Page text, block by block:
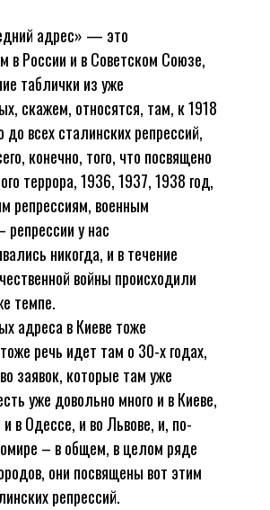
адрес» — это
в России и в Советском Союзе,
таблички из уже
скажем, относятся, там, к 1918
до всех сталинских репрессий,
конечно, того, что посвящено
террора, 1936, 1937, 1938 год,
репрессиям, военным
репрессии у нас
никогда, и в течение
войны происходили
темпе.
адреса в Киеве тоже
речь идет там о 30-х годах,
заявок, которые там уже
уже довольно много и в Киеве,
и в Одессе, и во Львове, и, по-
– в общем, в целом ряде
они посвящены вот этим
репрессий.